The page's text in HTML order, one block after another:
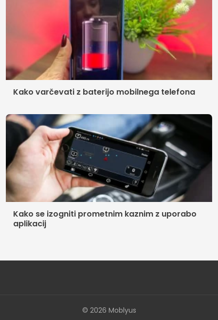
Kako varčevati z baterijo mobilnega telefona
Kako se izogniti prometnim kaznim z uporabo
aplikacij
© 2026 Moblyus